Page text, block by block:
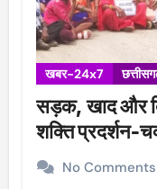
खबर-24x7
सड़क, खाद और
शक्ति प्रदर्शन-
No Comments